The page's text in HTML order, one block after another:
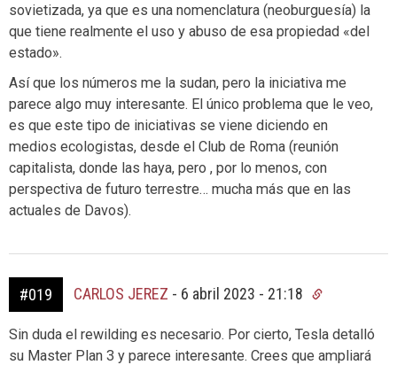
sovietizada, ya que es una nomenclatura (neoburguesía) la
que tiene realmente el uso y abuso de esa propiedad «del
estado».
Así que los números me la sudan, pero la iniciativa me
parece algo muy interesante. El único problema que le veo,
es que este tipo de iniciativas se viene diciendo en
medios ecologistas, desde el Club de Roma (reunión
capitalista, donde las haya, pero , por lo menos, con
perspectiva de futuro terrestre… mucha más que en las
actuales de Davos).
#019 CARLOS JEREZ - 6 abril 2023 - 21:18
Sin duda el rewilding es necesario. Por cierto, Tesla detalló
su Master Plan 3 y parece interesante. Crees que ampliará